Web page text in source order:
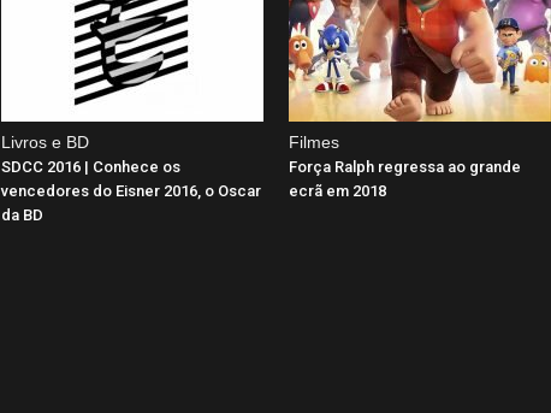
Livros e BD
SDCC 2016 | Conhece os
vencedores do Eisner 2016, o Oscar
da BD
Filmes
Força Ralph regressa ao grande
ecrã em 2018